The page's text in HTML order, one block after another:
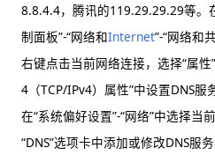
8.8.4.4，腾讯的119.29.29.29等。
制面板”-“网络和Internet”-“网络和
右键点击当前网络连接，选择“属
4（TCP/IPv4）属性”中设置DNS
在“系统偏好设置”-“网络”中选择当
“DNS”选项卡中添加或修改DNS服务